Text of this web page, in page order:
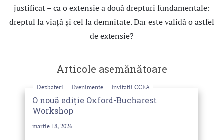
justificat – ca o extensie a două drepturi fundamentale:
dreptul la viață și cel la demnitate. Dar este validă o astfel
de extensie?
Articole asemănătoare
Dezbateri Evenimente Invitatii CCEA
O nouă ediție Oxford-Bucharest
Workshop
martie 18, 2026